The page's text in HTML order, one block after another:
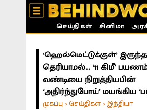
செய்திகள் சினிமா
‘ஹெல்மெட்டுக்குள்’ இருந்த
தெரியாமல்... ‘11 கிமீ’
வண்டியை நிறுத்தியபின்
‘அதிர்ந்துபோய்’ மயங்கிய
முகப்பு >செய்திகள் > இந்தியா